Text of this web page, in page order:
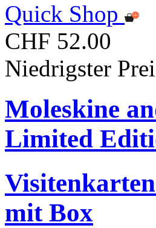
Quick Shop
CHF 52.00
Niedrigster
Moleskine
Limited
mit Box